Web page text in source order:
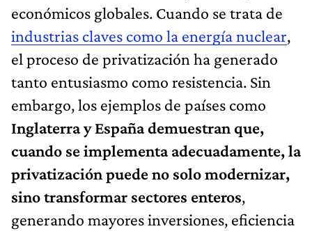
económicos globales. Cuando se trata de
industrias claves como la energía nuclear,
el proceso de privatización ha generado
tanto entusiasmo como resistencia. Sin
embargo, los ejemplos de países como
Inglaterra y España demuestran que,
cuando se implementa adecuadamente, la
privatización puede no solo modernizar,
sino transformar sectores enteros,
generando mayores inversiones, eficiencia